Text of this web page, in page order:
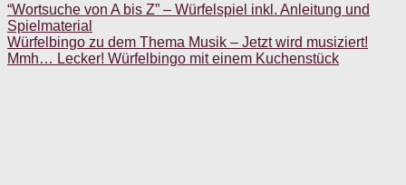
“Wortsuche von A bis Z” – Würfelspiel inkl. Anleitung und
Spielmaterial
Würfelbingo zu dem Thema Musik – Jetzt wird musiziert!
Mmh… Lecker! Würfelbingo mit einem Kuchenstück